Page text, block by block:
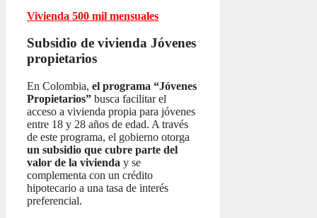
Vivienda 500 mil mensuales
Subsidio de vivienda Jóvenes
propietarios
En Colombia, el programa “Jóvenes
Propietarios” busca facilitar el
acceso a vivienda propia para jóvenes
entre 18 y 28 años de edad. A través
de este programa, el gobierno otorga
un subsidio que cubre parte del
valor de la vivienda y se
complementa con un crédito
hipotecario a una tasa de interés
preferencial.